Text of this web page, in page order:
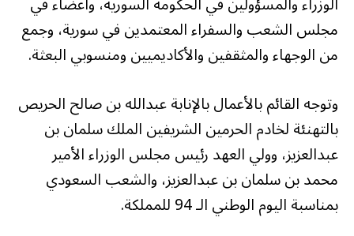
مجلس الشعب والسفراء المعتمدين في سورية، وجمع
من الوجهاء والمثقفين والأكاديميين ومنسوبي البعثة.
وتوجه القائم بالأعمال بالإنابة عبدالله بن صالح الحريص
بالتهنئة لخادم الحرمين الشريفين الملك سلمان بن
عبدالعزيز، وولي العهد رئيس مجلس الوزراء الأمير
محمد بن سلمان بن عبدالعزيز، والشعب السعودي
بمناسبة اليوم الوطني الـ 94 للمملكة.